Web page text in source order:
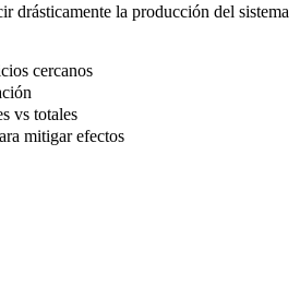
drásticamente la producción del sistema
cercanos
vs totales
mitigar efectos